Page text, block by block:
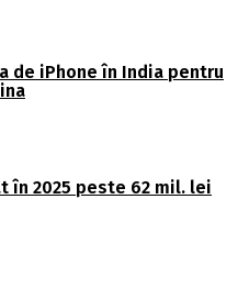
de iPhone în India pentru
în 2025 peste 62 mil. lei